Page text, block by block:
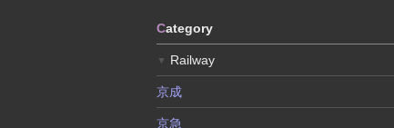
Category
▼ Railway
京成
京急